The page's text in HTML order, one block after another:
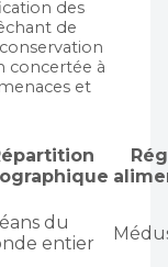
des
de
concertée à
et
du
entier